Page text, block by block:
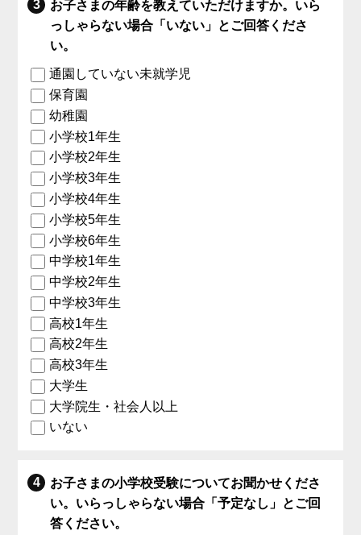
お子さまの年齢を教えていただけますか。いら
っしゃらない場合「いない」とご回答くださ
い。
通園していない未就学児
保育園
幼稚園
小学校1年生
小学校2年生
小学校3年生
小学校4年生
小学校5年生
小学校6年生
中学校1年生
中学校2年生
中学校3年生
高校1年生
高校2年生
高校3年生
大学生
大学院生・社会人以上
いない
お子さまの小学校受験についてお聞かせくださ
い。いらっしゃらない場合「予定なし」とご回
答ください。